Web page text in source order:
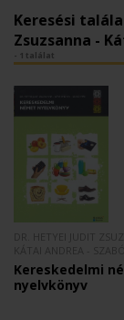
Keresési
Zsuzsanna -
- 1 találat
Kereskedelmi
nyelvkönyv